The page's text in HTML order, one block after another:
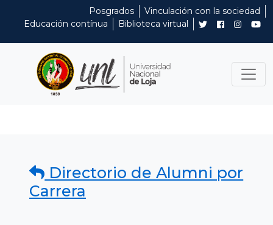
Posgrados
Vinculación con la sociedad
Educación contínua
Biblioteca virtual
Directorio de Alumni por
Carrera